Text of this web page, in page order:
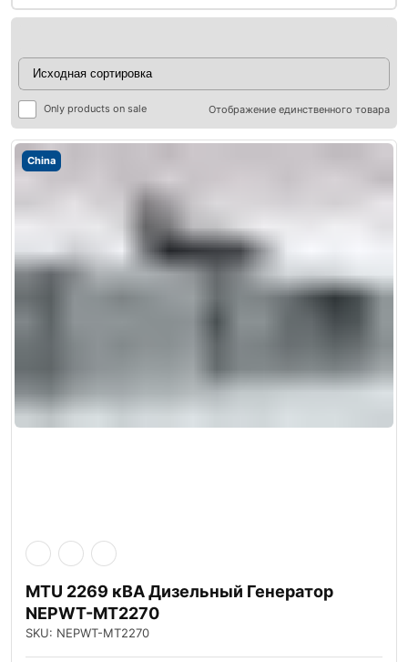
Only products on sale Отображение единственного товара
China
MTU 2269 кВА Дизельный Генератор
NEPWT-MT2270
SKU: NEPWT-MT2270